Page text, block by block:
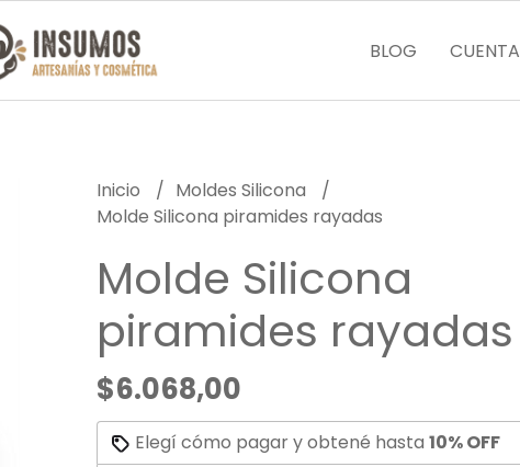
BLOG CUENTA
Inicio
Moldes Silicona
Molde Silicona piramides rayadas
Molde Silicona
piramides rayadas
$6.068,00
Elegí cómo pagar y obtené hasta 10% OFF